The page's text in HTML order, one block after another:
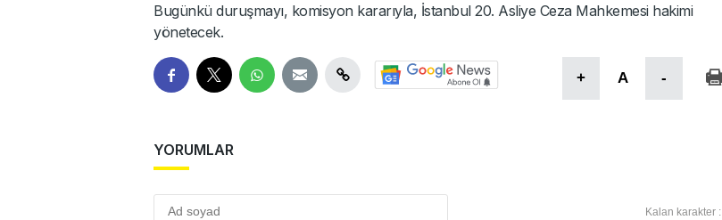
Bugünkü duruşmayı, komisyon kararıyla, İstanbul 20. Asliye Ceza Mahkemesi hakimi
yönetecek.
+ A -
YORUMLAR
Kalan karakter :